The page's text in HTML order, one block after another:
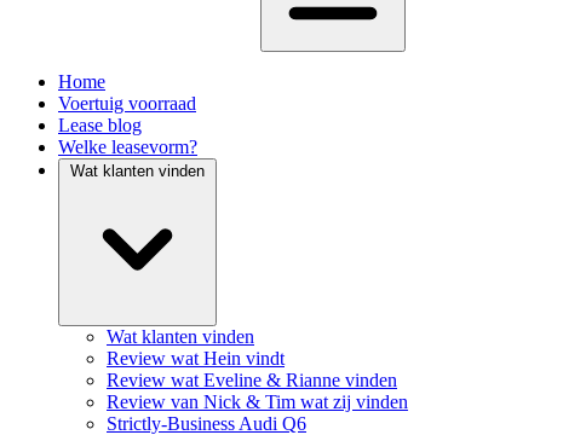
Home
Voertuig voorraad
Lease blog
Welke leasevorm?
Wat klanten vinden
Wat klanten vinden
Review wat Hein vindt
Review wat Eveline & Rianne vinden
Review van Nick & Tim wat zij vinden
Strictly-Business Audi Q6